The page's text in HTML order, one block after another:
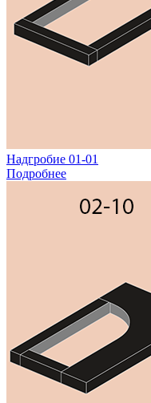
Надгробие 01-01
Подробнее